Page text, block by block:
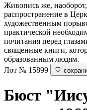
Живопись же,
распространение в
художественным
практической
почитания перед
священные книги,
образованным людям.
Лот № 15899
Бюст